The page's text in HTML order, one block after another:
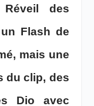
des
Flash de
mais une
du clip, des
Dio avec